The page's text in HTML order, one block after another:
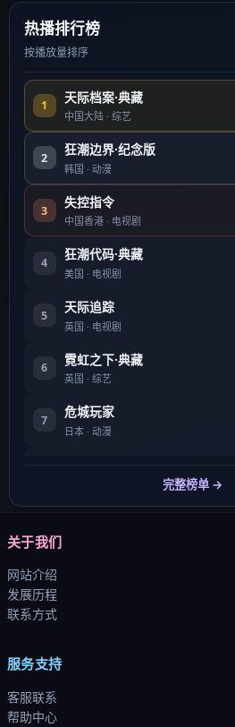
点击后开始（需用户操作以符合浏览器策略）
热播排行榜
按播放量排序
1
天际档案·典藏
中国大陆 ·综艺
2
狂潮边界·纪念版
韩国 ·动漫
3
失控指令
中国香港 · 电视剧
4
狂潮代码·典藏
美国 · 电视剧
5
天际追踪
英国 · 电视剧
6
霓虹之下·典藏
英国 ·综艺
7
危城玩家
日本 ·动漫
完整榜单 →
关于我们
网站介绍
发展历程
联系方式
服务支持
客服联系
帮助中心